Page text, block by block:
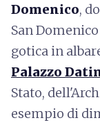
Domenico,
San
gotica in
Palazzo
Stato,
esempio di